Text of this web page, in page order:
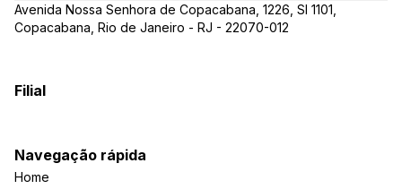
Avenida Nossa Senhora de Copacabana, 1226, Sl 1101,
Copacabana, Rio de Janeiro - RJ - 22070-012
Filial
Navegação rápida
Home